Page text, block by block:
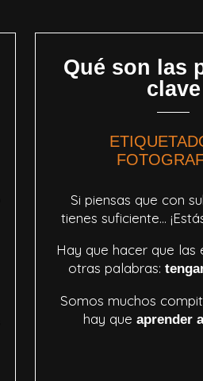
Qué son las
clave
Si piensas que con
tienes suficiente…
Hay que hacer que las
otras palabras:
Somos muchos
hay que aprender